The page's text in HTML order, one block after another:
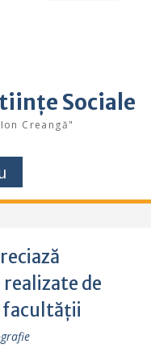
Sociale
Creangă"
de
facultății